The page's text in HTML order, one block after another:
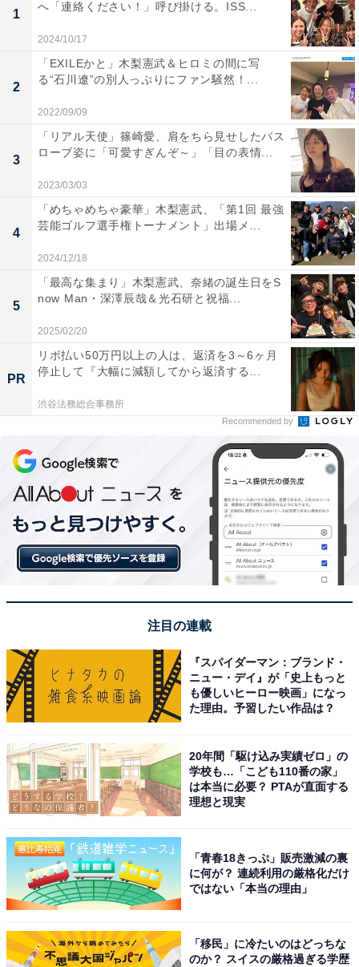
1
へ「連絡ください！」呼び掛ける。ISS...
2024/10/17
2
「EXILEかと」木梨憲武＆ヒロミの間に写
る“石川遼”の別人っぷりにファン騒然！...
2022/09/09
3
「リアル天使」篠崎愛、肩をちら見せしたバス
ローブ姿に「可愛すぎんぞ～」「目の表情...
2023/03/03
4
「めちゃめちゃ豪華」木梨憲武、「第1回 最強
芸能ゴルフ選手権トーナメント」出場メ...
2024/12/18
5
「最高な集まり」木梨憲武、奈緒の誕生日をS
now Man・深澤辰哉＆光石研と祝福...
2025/02/20
PR
リボ払い50万円以上の人は、返済を3～6ヶ月
停止して『大幅に減額してから返済する...
渋谷法務総合事務所
Recommended by
注目の連載
『スパイダーマン：ブランド・
ニュー・デイ』が「史上もっと
も優しいヒーロー映画」になっ
た理由。予習したい作品は？
20年間「駆け込み実績ゼロ」の
学校も…「こども110番の家」
は本当に必要？ PTAが直面する
理想と現実
「青春18きっぷ」販売激減の裏
に何が？ 連続利用の厳格化だけ
ではない「本当の理由」
「移民」に冷たいのはどっちな
のか？ スイスの厳格過ぎる学歴